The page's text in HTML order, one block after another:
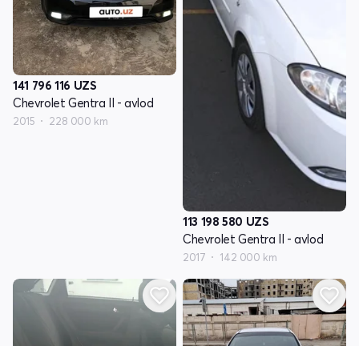
141 796 116 UZS
Chevrolet Gentra II - avlod
2015 228 000 km
113 198 580 UZS
Chevrolet Gentra II - avlod
2017 142 000 km